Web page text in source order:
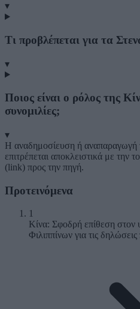
▾
Τι προβλέπεται για τα
▾
Ποιος είναι ο ρόλος της
συνομιλίες;
▾
Η αναδημοσίευση ή αναπαραγωγή
επιτρέπεται αποκλειστικά με την
(link) προς την πηγή.
Προτεινόμενα
1
Κίνα: Σφοδρή επίθεση
Φιλιππίνων για τις δηλώσεις